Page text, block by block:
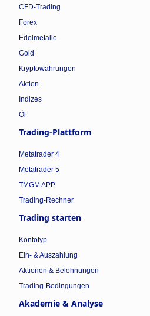
CFD-Trading
Forex
Edelmetalle
Gold
Kryptowährungen
Aktien
Indizes
Öl
Trading-Plattform
Metatrader 4
Metatrader 5
TMGM APP
Trading-Rechner
Trading starten
Kontotyp
Ein- & Auszahlung
Aktionen & Belohnungen
Trading-Bedingungen
Akademie & Analyse